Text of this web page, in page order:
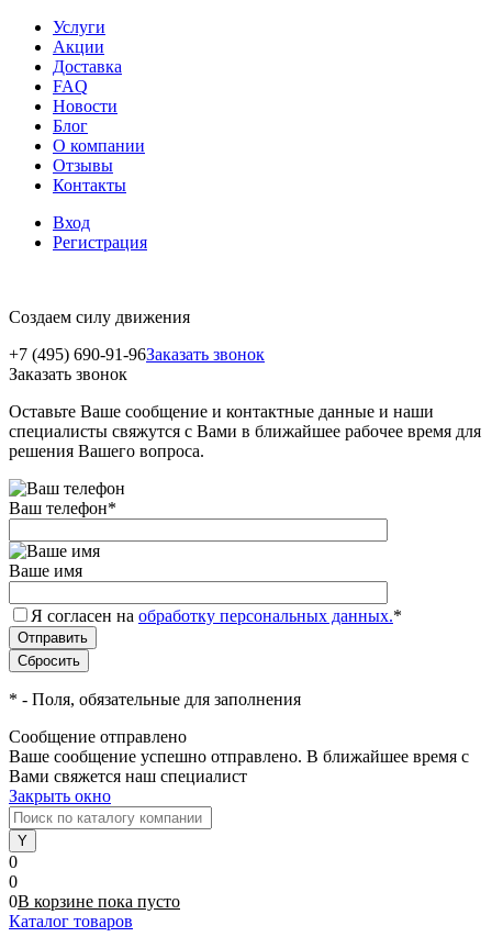
Услуги
Акции
Доставка
FAQ
Новости
Блог
О компании
Отзывы
Контакты
Вход
Регистрация
Создаем силу движения
+7 (495) 690-91-96Заказать звонок
Заказать звонок
Оставьте Ваше сообщение и контактные данные и наши
специалисты свяжутся с Вами в ближайшее рабочее время для
решения Вашего вопроса.
Ваш телефон*
Ваше имя
Я согласен на обработку персональных данных.*
* - Поля, обязательные для заполнения
Сообщение отправлено
Ваше сообщение успешно отправлено. В ближайшее время с
Вами свяжется наш специалист
Закрыть окно
0
0
0В корзине пока пусто
Каталог товаров